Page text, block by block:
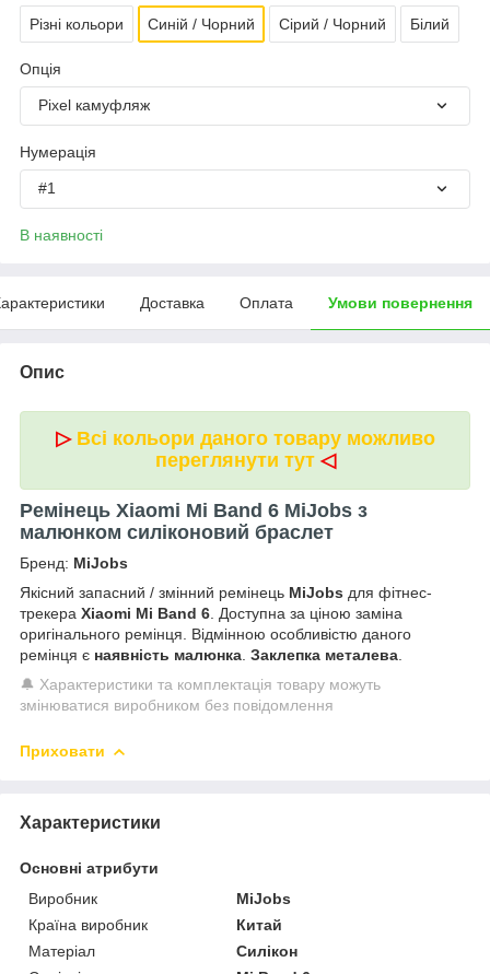
Різні кольори Синій / Чорний Сірий / Чорний Білий
Опція
Pixel камуфляж
Нумерація
#1
В наявності
Доставка Оплата Умови повернення
Опис
▷ Всі кольори даного товару можливо
переглянути тут◁
Ремінець Xiaomi Mi Band 6 MiJobs з
малюнком силіконовий браслет
Бренд: MiJobs
Якісний запасний / змінний ремінець MiJobs для фітнес-
трекера Xiaomi Mi Band 6 . Доступна за ціною заміна
оригінального ремінця. Відмінною особливістю даного
ремінця є наявність малюнка Заклепка металева
🔔 Характеристики та комплектація товару можуть
змінюватися виробником без повідомлення
Приховати
Характеристики
Основні атрибути
Виробник
MiJobs
Країна виробник
Китай
Матеріал
Силікон